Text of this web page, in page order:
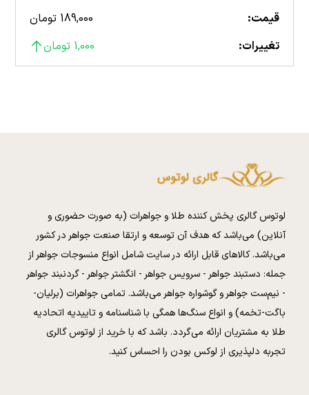
قیمت:
189,000 تومان
تغییرات:
1,000 تومان
لوتوس گالری پخش کننده طلا و جواهرات (به صورت حضوری و
آنلاین) می‌باشد که هدف آن توسعه و ارتقا صنعت جواهر در کشور
می‌باشد. کالا‌های قابل ارائه در سایت شامل انواع منسوجات جواهر از
جمله: دستبند جواهر - سرویس جواهر - انگشتر جواهر - گردنبند جواهر
- نیم‌ست جواهر و گوشواره جواهر می‌باشد. تمامی جواهرات (برلیان-
باگت-تخمه) و انواع سنگ‌ها همگی با شناسنامه و تاییدیه اتحادیه
طلا به مشتریان ارائه می‌گردد. باشد که با خرید از لوتوس گالری
تجربه دلپذیری از لوکس بودن را احساس کنید.